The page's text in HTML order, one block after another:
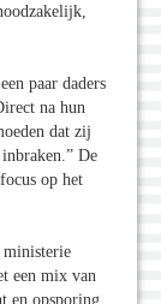
paar daders
na hun
dat zij
De
op het
ministerie
een mix van
en opsporing.